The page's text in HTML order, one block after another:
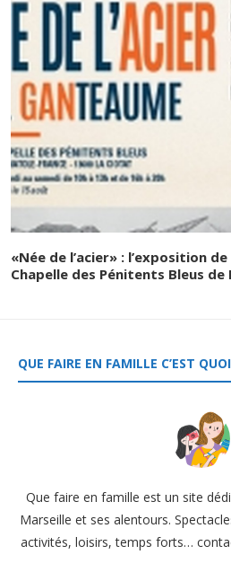
«Née de l’acier» : l’exposition
Chapelle des Pénitents Bleus de
QUE FAIRE EN FAMILLE C’EST
Que faire en famille est un site
Marseille et ses alentours.
activités, loisirs, temps forts…